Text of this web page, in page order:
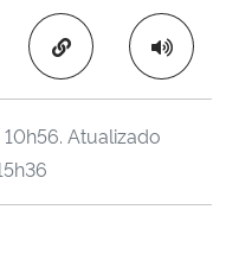
Copiar para área
. Atualizado